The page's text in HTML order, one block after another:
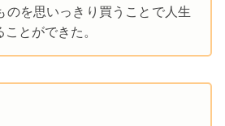
のを思いっきり買うことで人生
とができた。